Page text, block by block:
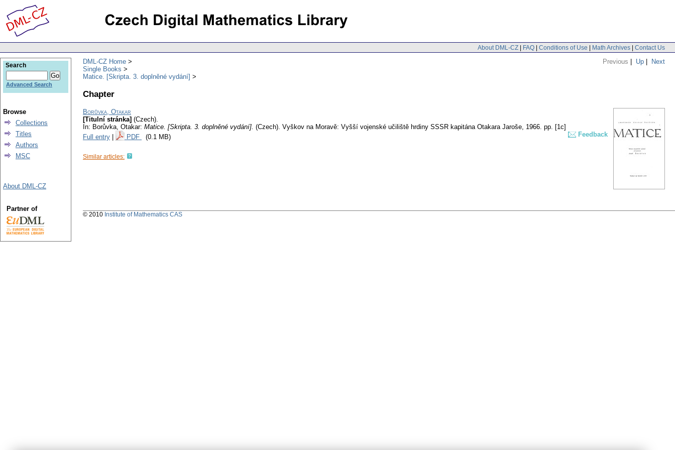
About DML-CZ | FAQ | Conditions of Use | Math Archives | Contact Us
Previous | Up | Next
DML-CZ Home
Single Books
Matice. [Skripta. 3. doplněné vydání]
Chapter
Borůvka, Otakar
[Titulní stránka] (Czech).
In: Borůvka, Otakar: Matice. [Skripta. 3. doplněné vydání]. (Czech). Vyškov na Moravě: Vyšší vojenské učiliště hrdiny SSSR kapitána Otakara Jaroše, 1966. pp. [1c]
Full entry
PDF (0.1 MB) Feedback
Similar articles:
Search
Advanced Search
Browse
Collections
Titles
Authors
MSC
About DML-CZ
Partner of
© 2010 Institute of Mathematics CAS